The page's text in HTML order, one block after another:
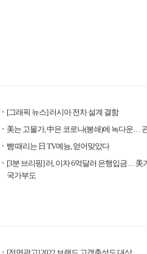
[그래픽 뉴스] 러시아 전차 설계 결함
美는 고물가, 中은 코로나(봉쇄)에 녹다운…
뺨 때리는 日 TV예능, 얻어맞았다
[3분 브리핑] 러, 이자 6억달러 은행입금… 美
국가부도